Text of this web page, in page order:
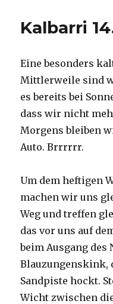
Kalbarri
Eine besonders
Mittlerweile sind
es bereits bei
dass wir nicht
Morgens bleiben
Auto. Brrrrrr.
Um dem heftigen
machen wir uns
Weg und treffen
das vor uns auf
beim Ausgang des
Blauzungenskink,
Sandpiste hockt.
Wicht zwischen